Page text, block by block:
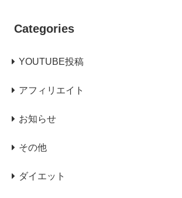
Categories
YOUTUBE投稿
アフィリエイト
お知らせ
その他
ダイエット